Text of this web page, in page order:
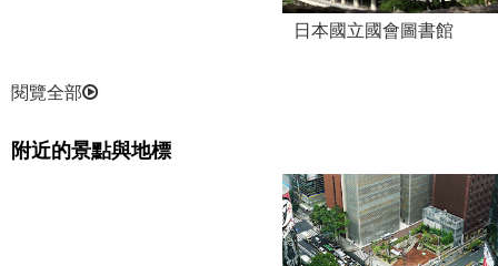
日本國立國會圖書館
閱覽全部
附近的景點與地標